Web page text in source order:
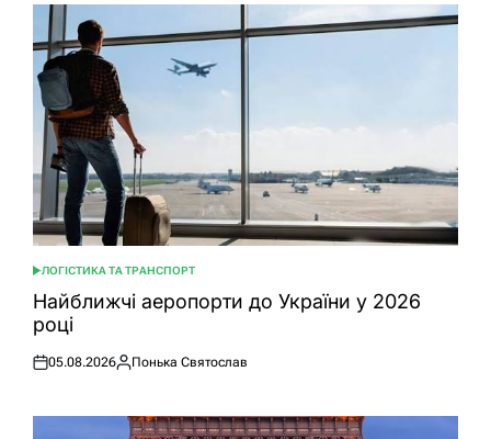
ОПУБЛІКУВАТИ
У
ЛОГІСТИКА ТА ТРАНСПОРТ
Найближчі аеропорти до України у 2026
році
Оприлюднено
05.08.2026
Опубліковано
Понька Святослав